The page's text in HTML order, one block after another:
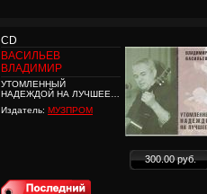
CD
ВАСИЛЬЕВ
ВЛАДИМИР
УТОМЛЕННЫЙ
НАДЕЖДОЙ НА ЛУЧШЕЕ…
Издатель: МУЗПРОМ
300.00 руб.